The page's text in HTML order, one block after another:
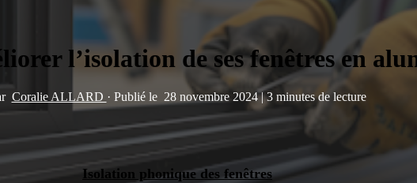
l’isolation de ses fenêtres en
Coralie ALLARD · Publié le 28 novembre 2024| 3 minutes de lecture
Isolation phonique des fenêtres